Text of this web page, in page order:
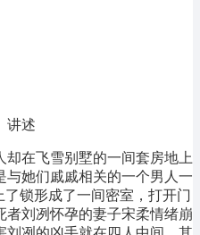
讲述
在飞雪别墅的一间套房地上
她们戚戚相关的一个男人一
锁形成了一间密室，打开门
者刘冽怀孕的妻子宋柔情绪崩